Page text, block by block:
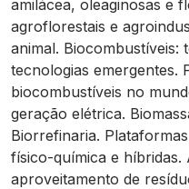
amilácea, oleaginosas e
agroflorestais e
animal. Biocombustíveis:
tecnologias emergentes.
biocombustíveis no
geração elétrica.
Biorrefinaria.
físico-química e híbridas.
aproveitamento de